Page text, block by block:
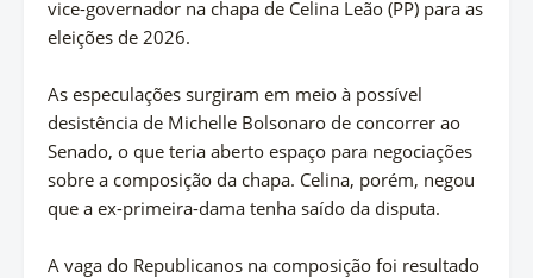
vice-governador na chapa de Celina Leão (PP) para as
eleições de 2026.
As especulações surgiram em meio à possível
desistência de Michelle Bolsonaro de concorrer ao
Senado, o que teria aberto espaço para negociações
sobre a composição da chapa. Celina, porém, negou
que a ex-primeira-dama tenha saído da disputa.
A vaga do Republicanos na composição foi resultado